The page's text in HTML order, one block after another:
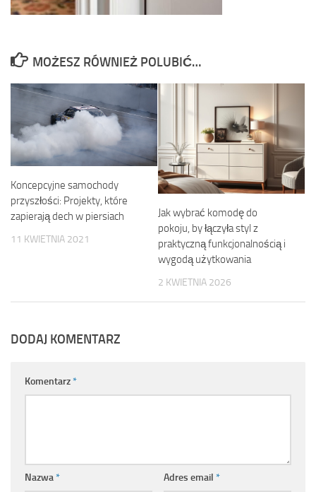
MOŻESZ RÓWNIEŻ POLUBIĆ…
Koncepcyjne samochody
przyszłości: Projekty, które
zapierają dech w piersiach
11 KWIETNIA 2021
Jak wybrać komodę do
pokoju, by łączyła styl z
praktyczną funkcjonalnością i
wygodą użytkowania
2 KWIETNIA 2026
DODAJ KOMENTARZ
Komentarz*
Nazwa* Adres email *